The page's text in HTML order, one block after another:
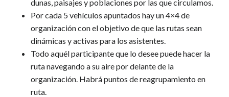
dunas, paisajes y poblaciones por las que circulamos.
Por cada 5 vehículos apuntados hay un 4×4 de
organización con el objetivo de que las rutas sean
dinámicas y activas para los asistentes.
Todo aquél participante que lo desee puede hacer la
ruta navegando a su aire por delante de la
organización. Habrá puntos de reagrupamiento en
ruta.